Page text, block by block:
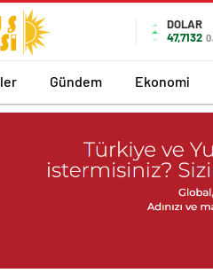
DOLAR
47,7132
Gündem Ekonomi